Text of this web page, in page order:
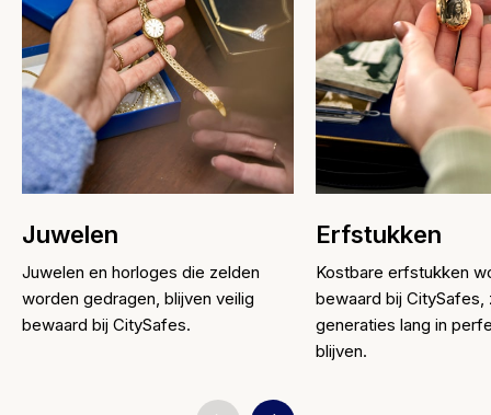
Juwelen
Juwelen en horloges die zelden
worden gedragen, blijven veilig
bewaard bij CitySafes.
Erfstukken
Kostbare erfstukken
bewaard bij CitySafes,
generaties lang in
blijven.